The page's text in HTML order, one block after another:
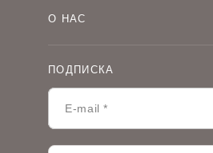
Детская одежда оптом
Условия сотрудничества
Таблицы размеров
О НАС
Политика конфиденциальности
Наши дилеры
ПОДПИСКА